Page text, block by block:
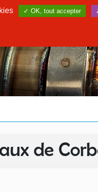
de
✓ OK, tout accepter